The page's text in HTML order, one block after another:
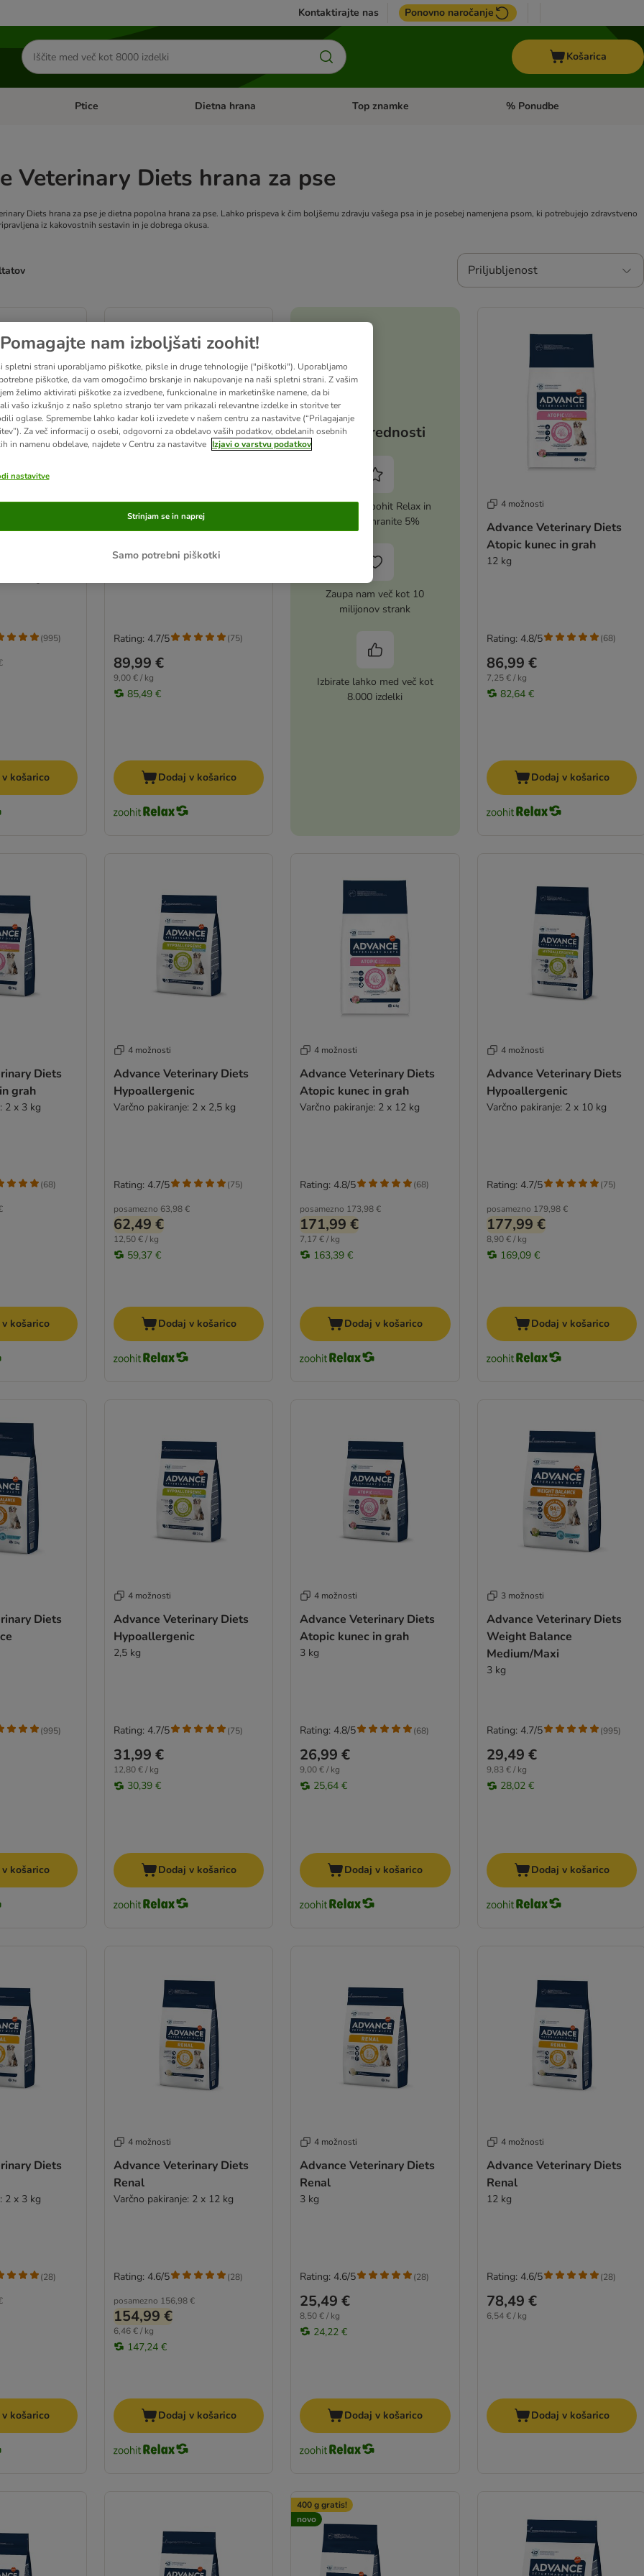
Kontaktirajte nas Ponovno naročanje
Iskanje
izdelkov
Košarica
Mačke Odprite meni kategorij: Male živali
Ptice Odprite meni kategorij: Ptice
Dietna hrana Odprite meni kategorij: Dietna hrana
Top znamke Odprite meni kategorij: Top
% Ponudbe
Veterinary Diets hrana za pse
Diets hrana za pse je dietna popolna hrana za pse. Lahko prispeva k čim boljšemu zdravju vašega psa in je posebej namenjena psom, ki potrebujejo zdravstveno
iz kakovostnih sestavin in je dobrega okusa.
Priljubljenost
Diets
x 3 kg
(995)
košarico
4 možnosti
Advance Veterinary Diets
10 kg
89,99 €
9,00 € / kg
85,49 €
Rating: 4.7/5 (75)
Dodaj v košarico
Vaše prednosti
Aktivirajte zoohit Relax in
vsakič prihranite 5%
Zaupa nam več kot 10
milijonov strank
Izbirate lahko med več kot
8.000 izdelki
4 možnosti
Advance Veterinary Diets
Atopic kunec in grah
12 kg
86,99 €
7,25 € / kg
82,64 €
Rating: 4.8/5 (68)
Dodaj v košarico
Diets
grah
2 x 3 kg
(68)
košarico
4 možnosti
Advance Veterinary Diets
Hypoallergenic
Varčno pakiranje: 2 x 2,5 kg
posamezno 63,98 €
62,49 €
12,50 € / kg
59,37 €
Rating: 4.7/5 (75)
Dodaj v košarico
4 možnosti
Advance Veterinary Diets
Atopic kunec in grah
Varčno pakiranje: 2 x 12 kg
posamezno 173,98 €
171,99 €
7,17 € / kg
163,39 €
Rating: 4.8/5 (68)
Dodaj v košarico
4 možnosti
Advance Veterinary Diets
Hypoallergenic
Varčno pakiranje: 2 x 10 kg
posamezno 179,98 €
177,99 €
8,90 € / kg
169,09 €
Rating: 4.7/5 (75)
Dodaj v košarico
Diets
(995)
košarico
4 možnosti
Advance Veterinary Diets
Hypoallergenic
2,5 kg
31,99 €
12,80 € / kg
30,39 €
Rating: 4.7/5 (75)
Dodaj v košarico
4 možnosti
Advance Veterinary Diets
Atopic kunec in grah
3 kg
26,99 €
9,00 € / kg
25,64 €
Rating: 4.8/5 (68)
Dodaj v košarico
3 možnosti
Advance Veterinary Diets
Weight Balance
Medium/Maxi
3 kg
29,49 €
9,83 € / kg
28,02 €
Rating: 4.7/5 (995)
Dodaj v košarico
Diets
2 x 3 kg
(28)
košarico
4 možnosti
Advance Veterinary Diets
Renal
Varčno pakiranje: 2 x 12 kg
posamezno 156,98 €
154,99 €
6,46 € / kg
147,24 €
Rating: 4.6/5 (28)
Dodaj v košarico
4 možnosti
Advance Veterinary Diets
Renal
3 kg
25,49 €
8,50 € / kg
24,22 €
Rating: 4.6/5 (28)
Dodaj v košarico
4 možnosti
Advance Veterinary Diets
Renal
12 kg
78,49 €
6,54 € / kg
Rating: 4.6/5 (28)
Dodaj v košarico
400 g gratis!
novo
Pomagajte nam izboljšati zoohit!
spletni strani uporabljamo piškotke, piksle in druge tehnologije ("piškotki"). Uporabljamo
piškotke, da vam omogočimo brskanje in nakupovanje na naši spletni strani. Z vašim
želimo aktivirati piškotke za izvedbene, funkcionalne in marketinške namene, da bi
vašo izkušnjo z našo spletno stranjo ter vam prikazali relevantne izdelke in storitve ter
oglase. Spremembe lahko kadar koli izvedete v našem centru za nastavitve (“Prilagajanje
Za več informacij o osebi, odgovorni za obdelavo vaših podatkov, obdelanih osebnih
in namenu obdelave, najdete v Centru za nastavitve Izjavi o varstvu podatkov
nastavitve
Samo potrebni piškotki
Strinjam se in naprej